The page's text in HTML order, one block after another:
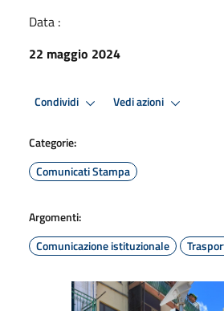
Data :
22 maggio 2024
Condividi Vedi azioni
Categorie:
Comunicati Stampa
Argomenti:
Comunicazione istituzionale